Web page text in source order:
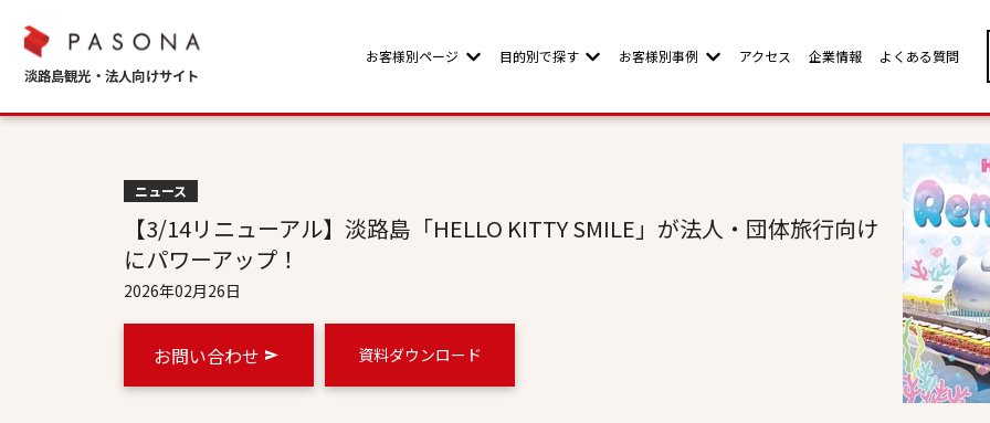
お客様別ページ Show submenu for お客様別ページ
目的別で探す Show submenu for 目的別で探す
お客様別事例 Show submenu for お客様別事例
アクセス 企業情報 よくある質問
ニュース
【3/14リニューアル】淡路島「HELLO KITTY SMILE」が法人・団体旅行向け
にパワーアップ！
2026年02月26日
お問い合わせ 資料ダウンロード